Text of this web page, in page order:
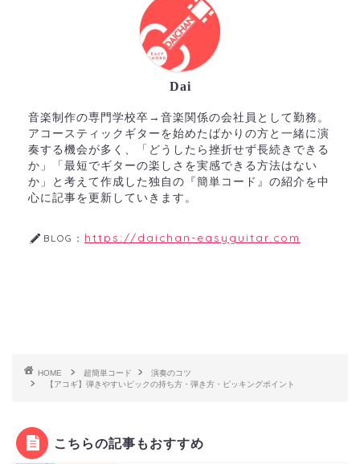
Dai
音楽制作の専門学校卒→音楽関係の会社員として勤務。
アコースティックギターを始めたばかりの方と一緒に演
奏する機会が多く、「どうしたら挫折せず長続きできる
か」「最短でギターの楽しさを実感できる方法はない
か」と考えて作成した独自の『簡単コード』の紹介を中
心に記事を更新していきます。
BLOG： https://daichan-easyguitar.com
HOME 超簡単コード
演奏のコツ
【アコギ】弾きやすいピックの持ち方・弾き方・ピッキングポイント
こちらの記事もおすすめ